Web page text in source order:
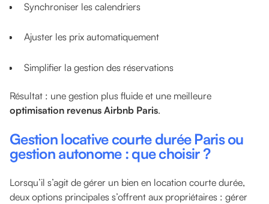
Synchroniser les calendriers
Ajuster les prix automatiquement
Simplifier la gestion des réservations
Résultat : une gestion plus fluide et une meilleure
optimisation revenus Airbnb Paris.
Gestion locative courte durée Paris ou
gestion autonome : que choisir ?
Lorsqu’il s’agit de gérer un bien en location courte durée,
deux options principales s’offrent aux propriétaires : gérer